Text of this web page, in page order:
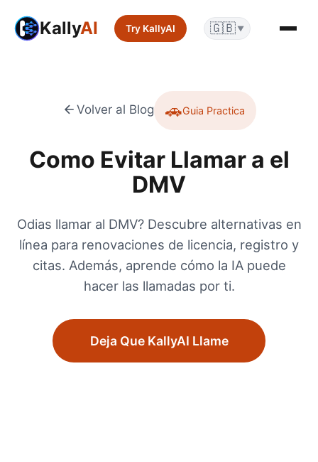
KallyAI Try KallyAI 🇬🇧 ▼
Volver al Blog 🚗Guia Practica
Como Evitar Llamar a el
DMV
Odias llamar al DMV? Descubre alternativas en
línea para renovaciones de licencia, registro y
citas. Además, aprende cómo la IA puede
hacer las llamadas por ti.
Deja Que KallyAI Llame